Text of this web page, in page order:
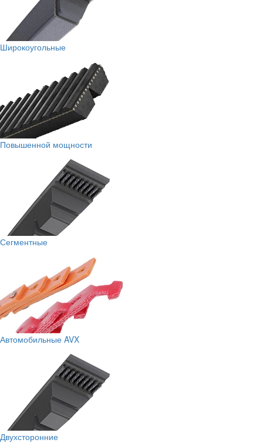
Широкоугольные
Повышенной мощности
Сегментные
Автомобильные AVX
Двухсторонние